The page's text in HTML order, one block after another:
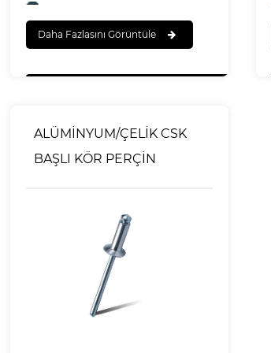
SONA ERMEK
Gövde:Cilalı
Daha Fazlasını Görüntüle
ALÜMİNYUM/ÇELİK CSK
BAŞLI KÖR PERÇİN